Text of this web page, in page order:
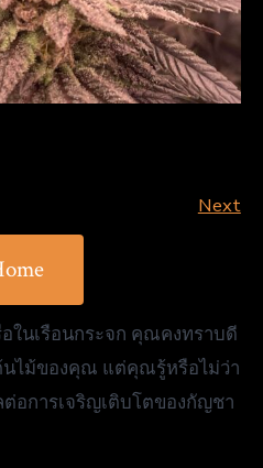
Next
นเรือนกระจก คุณคงทราบดี
ไม้ของคุณ แต่คุณรู้หรือไม่ว่า
อการเจริญเติบโตของกัญชา